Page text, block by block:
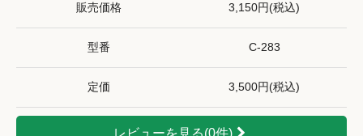
販売価格 3,150円(税込)
型番 C-283
定価 3,500円(税込)
レビューを見る(0件)